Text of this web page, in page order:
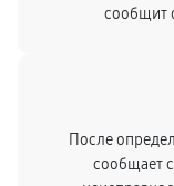
сообщит
После
сообщает